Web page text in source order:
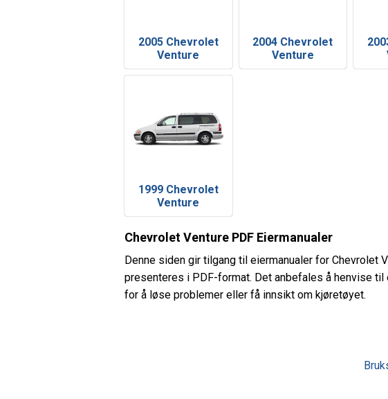
2005 Chevrolet
Venture
2004 Chevrolet
Venture
1999 Chevrolet
Venture
Chevrolet Venture PDF Eiermanualer
Denne siden gir tilgang til eiermanualer for Chevrolet
presenteres i PDF-format. Det anbefales å henvise
for å løse problemer eller få innsikt om kjøretøyet.